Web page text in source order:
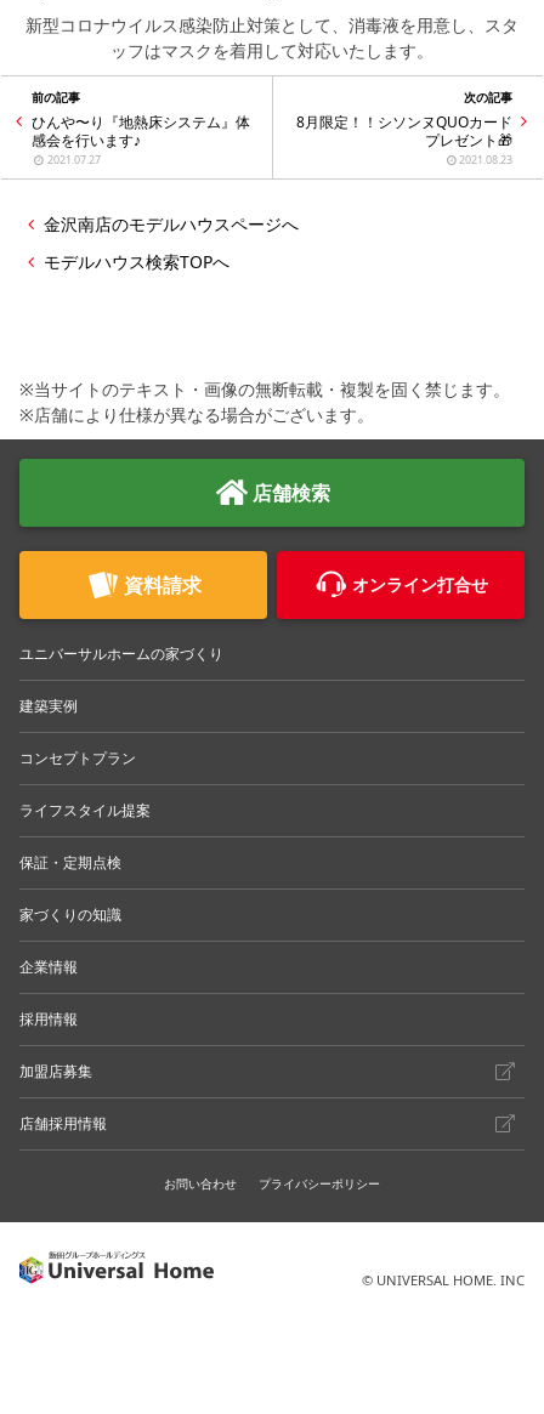
お問い合わせ
新型コロナウイルス感染防止対策として、消毒液を用意し、スタ
ッフはマスクを着用して対応いたします。
前の記事
ひんや〜り『地熱床システム』体
感会を行います♪
2021.07.27
次の記事
8月限定！！シソンヌQUOカード
プレゼント🎁
2021.08.23
金沢南店のモデルハウスページへ
モデルハウス検索TOPへ
※当サイトのテキスト・画像の無断転載・複製を固く禁じます。
※店舗により仕様が異なる場合がございます。
店舗検索
資料請求 オンライン打合せ
ユニバーサルホームの家づくり
建築実例
コンセプトプラン
ライフスタイル提案
保証・定期点検
家づくりの知識
企業情報
採用情報
加盟店募集
店舗採用情報
お問い合わせ プライバシーポリシー
© UNIVERSAL HOME. INC